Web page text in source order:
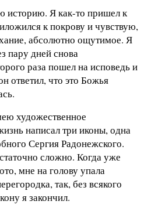
историю. Я как-то пришел к
к покрову и чувствую,
абсолютно ощутимое. Я
пару дней снова
раза пошел на исповедь и
ответил, что это Божья
художественное
написал три иконы, одна
Сергия Радонежского.
сложно. Когда уже
мне на голову упала
так, без всякого
я закончил.